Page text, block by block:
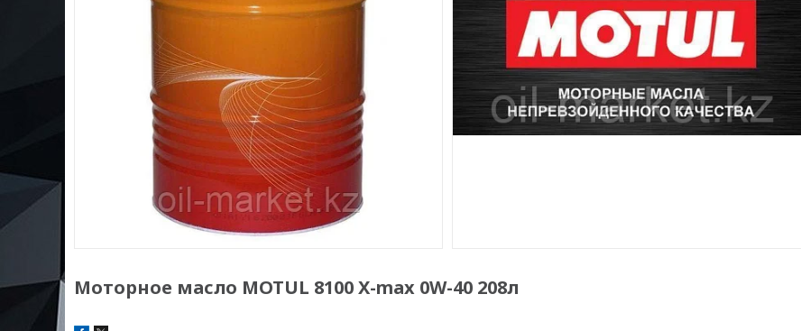
Моторное масло MOTUL 8100 X-max 0W-40 208л